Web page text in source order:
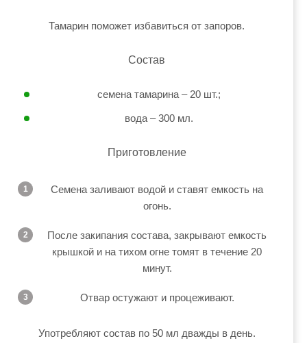
Тамарин поможет избавиться от запоров.
Состав
семена тамарина – 20 шт.;
вода – 300 мл.
Приготовление
Семена заливают водой и ставят емкость на
огонь.
После закипания состава, закрывают емкость
крышкой и на тихом огне томят в течение 20
минут.
Отвар остужают и процеживают.
Употребляют состав по 50 мл дважды в день.